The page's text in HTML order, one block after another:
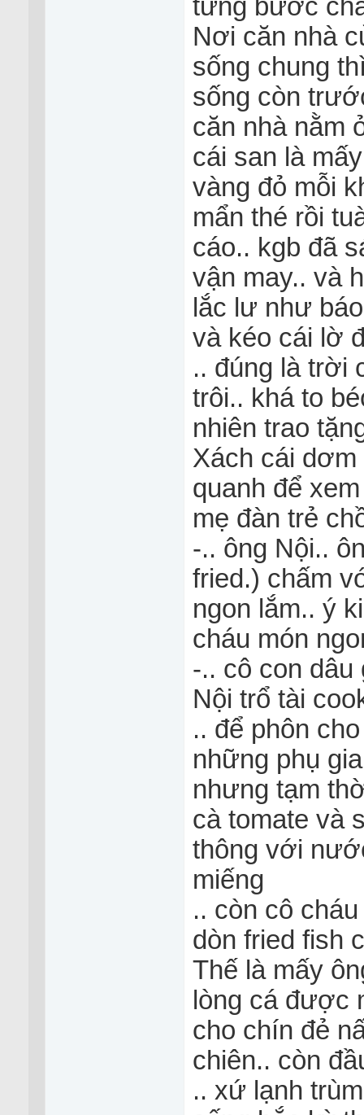
từng bước
Nơi căn nhà
sống chung
sống còn
căn nhà nằm
cái san là
vàng đỏ mỗi
mẩn thé rồi
cáo.. kgb đã
vận may.. và
lắc lư như
và kéo cái lờ
.. đúng là trời
trôi.. khá to
nhiên trao
Xách cái dơm
quanh để
mẹ đàn trẻ
-.. ông Nội..
fried.) chấm
ngon lắm.. ý
cháu món
-.. cô con
Nội trổ tài
.. để phôn
những phụ
nhưng tạm
cà tomate và
thông với
miếng
.. còn cô
dòn fried fish
Thế là mấy
lòng cá được
cho chín đẻ
chiên.. còn
.. xứ lạnh